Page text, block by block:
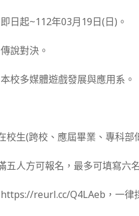
日起~112年03月19日(日)。
說對決。
校多媒體遊戲發展與應用系。
校生(跨校、應屆畢業、專科部
五人方可報名，最多可填寫六
reurl.cc/Q4LAeb，一律